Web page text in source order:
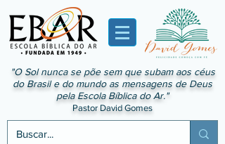
"O Sol nunca se põe sem que subam aos céus
do Brasil e do mundo as mensagens de Deus
pela Escola Bíblica do Ar."
Pastor David Gomes